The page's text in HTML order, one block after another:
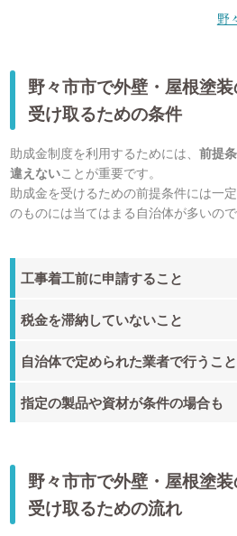
野
野々市市で外壁・屋根塗
受け取るための条件
助成金制度を利用するためには、前提
違えないことが重要です。
助成金を受けるための前提条件には一
のものには当てはまる自治体が多いので
工事着工前に申請すること
税金を滞納していないこと
自治体で定められた業者で行うこと
指定の製品や資材が条件の場合も
野々市市で外壁・屋根塗
受け取るための流れ